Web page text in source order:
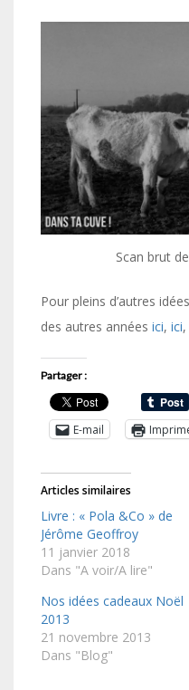
Scan brut
Pour pleins d’autres
des autres années ici, ici,
Partager :
E-mail
Articles similaires
Livre : « Pola &Co » de
Jérôme Geoffroy
11 janvier 2018
Dans "A voir/A lire"
Nos idées cadeaux Noël
2013
21 novembre 2013
Dans "Blog"